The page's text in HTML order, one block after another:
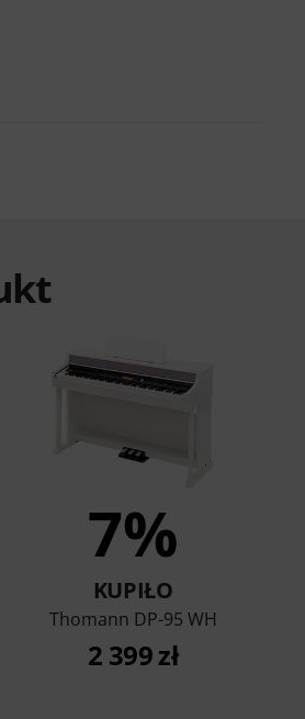
7%
KUPIŁO
Thomann DP-95 WH
2 399 zł